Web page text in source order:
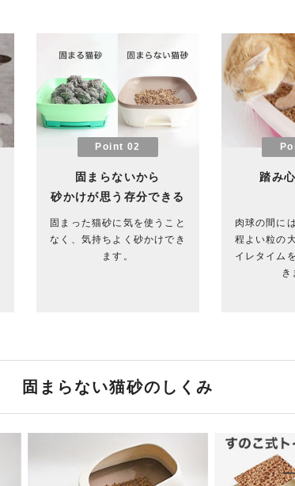
Point 02
固まらないから
砂かけが思う存分できる
固まった猫砂に気を使うこと
なく、気持ちよく砂かけでき
ます。
踏み
肉球の間に
程よい粒の
イレタイム
き
固まらない猫砂のしくみ